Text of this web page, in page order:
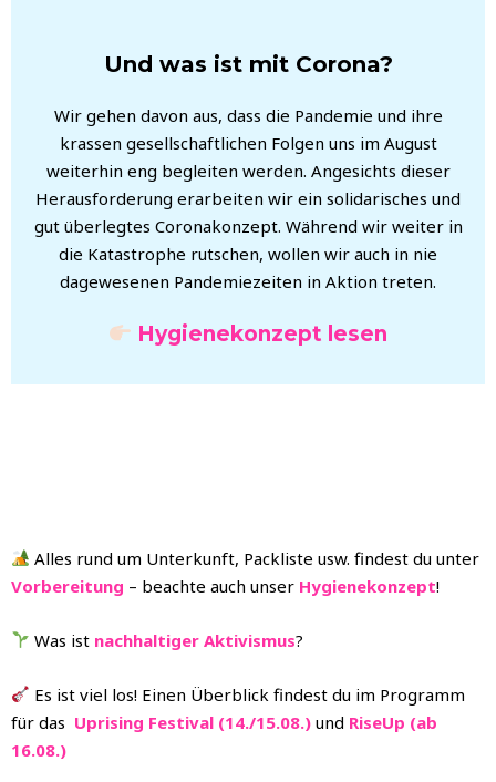
Und was ist mit Corona?
Wir gehen davon aus, dass die Pandemie und ihre
krassen gesellschaftlichen Folgen uns im August
weiterhin eng begleiten werden. Angesichts dieser
Herausforderung erarbeiten wir ein solidarisches und
gut überlegtes Coronakonzept. Während wir weiter in
die Katastrophe rutschen, wollen wir auch in nie
dagewesenen Pandemiezeiten in Aktion treten.
Hygienekonzept lesen
Alles rund um Unterkunft, Packliste usw. findest du unter
Vorbereitung – beachte auch unser Hygienekonzept!
Was ist nachhaltiger Aktivismus?
Es ist viel los! Einen Überblick findest du im Programm
für das Uprising Festival (14./15.08.) und RiseUp (ab
16.08.)